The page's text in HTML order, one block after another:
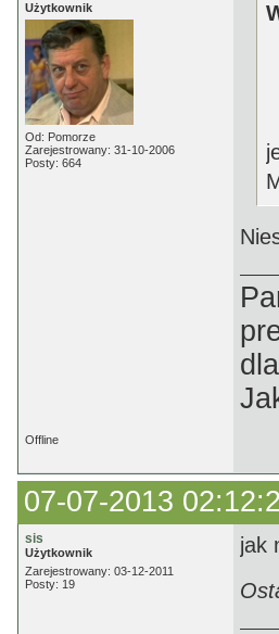
Użytkownik
Od: Pomorze
Zarejestrowany: 31-10-2006
Posty: 664
Offline
07-07-2013
sis
Użytkownik
Zarejestrowany: 03-12-2011
Posty: 19
jak